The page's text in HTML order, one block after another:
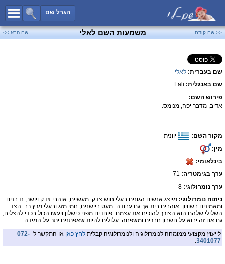
הגרל שם
כל השמות
שמות לבנים
פייסבוק
<< שם קודם משמעות השם לאלי שם הבא >>
שם בעברית: לאלי
שם באנגלית: Lali
פירוש השם:
אדיב, מדבר יפה, מנומס.
מקור השם:
יוונית
מין:
בינלאומי:
ערך בגימטריה:
ערך נומרולוגי: 8
ניתוח נומרולוגי: מייצג אנשים הגונים בעלי חוש צדק. מעשיים, אוהבי צדק ויושר, נדבנים
ומאמינים בשוויון. אוהבים בית אך גם עבודה. מעט ביישנים, חמי מזג ובעלי מרץ רב. הצד
השלילי שלהם הוא הצורך להוכיח את עצמם. פוחדים מפני כישלון ויעשו הכול בכדי להצליח,
גם אם זה יבוא על חשבון חברים ומשפחה. עלולים להיות שאפתנים יתר על המידה.
לייעוץ מקצועי ממומחה לנומרולוגיה ולנומרולוגיה קבלית לחץ כאן או התקשר ל- 072-
3401077
.